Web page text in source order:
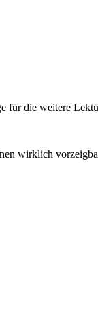
für die weitere
wirklich